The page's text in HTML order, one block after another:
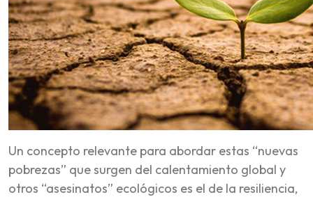
Un concepto relevante para abordar estas “nuevas
pobrezas” que surgen del calentamiento global y
otros “asesinatos” ecológicos es el de la resiliencia,